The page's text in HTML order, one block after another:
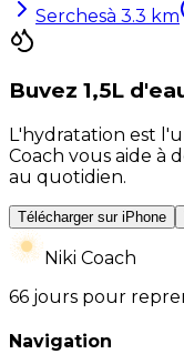
Serchesà 3.3 km
Buvez 1,5L
L'hydratation est
Coach vous aide à
au quotidien.
Télécharger sur iPhone
Niki Coach
66 jours pour
Navigation